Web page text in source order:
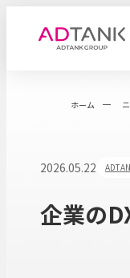
ホーム
2026.05.22
企業の